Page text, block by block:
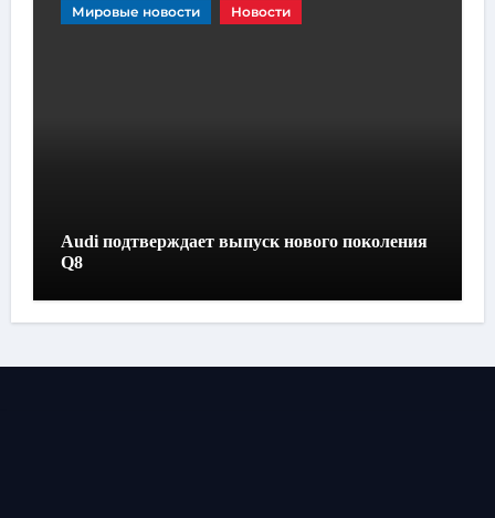
Мировые новости Новости
Audi подтверждает выпуск нового поколения
Q8